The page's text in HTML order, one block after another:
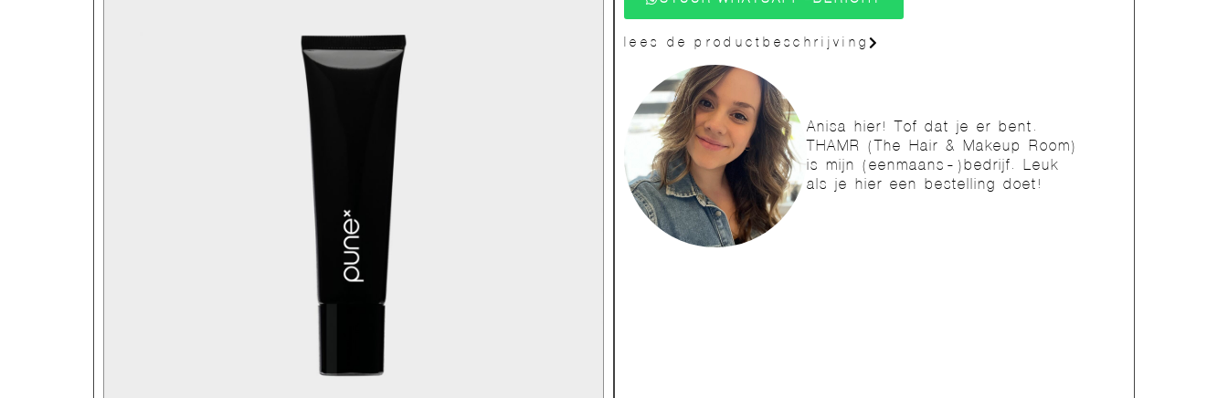
lees de productbeschrijving
Anisa hier! Tof dat je er bent.
THAMR (The Hair & Makeup Room)
is mijn (eenmaans-)bedrijf. Leuk
als je hier een bestelling doet!